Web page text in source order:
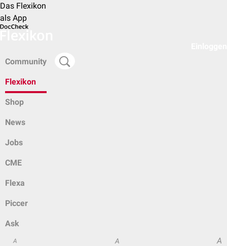
Das Flexikon
als App
Community
Flexikon
Shop
News
Jobs
CME
Flexa
Piccer
Ask
A A A